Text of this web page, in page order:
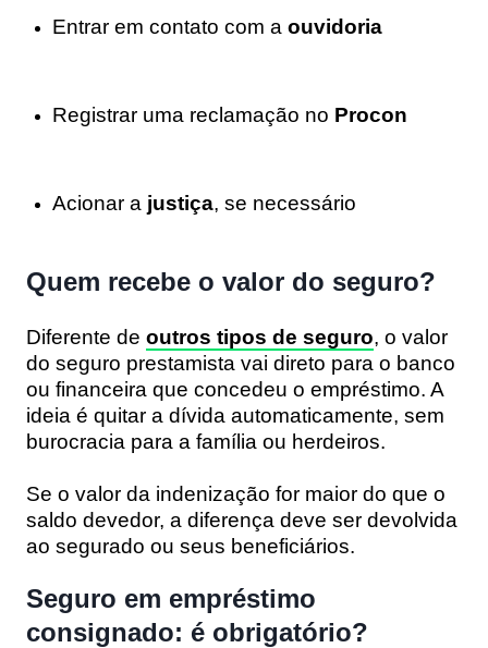
Entrar em contato com a ouvidoria
Registrar uma reclamação no Procon
Acionar a justiça, se necessário
Quem recebe o valor do seguro?
Diferente de outros tipos de seguro, o valor
do seguro prestamista vai direto para o banco
ou financeira que concedeu o empréstimo. A
ideia é quitar a dívida automaticamente, sem
burocracia para a família ou herdeiros.
Se o valor da indenização for maior do que o
saldo devedor, a diferença deve ser devolvida
ao segurado ou seus beneficiários.
Seguro em empréstimo
consignado: é obrigatório?